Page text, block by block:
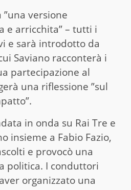
versione
e arricchita” – tutti i
e sarà introdotto da
Saviano racconterà i
partecipazione al
una riflessione ”sul
in onda su Rai Tre e
insieme a Fabio Fazio,
e provocò una
politica. I conduttori
organizzato una